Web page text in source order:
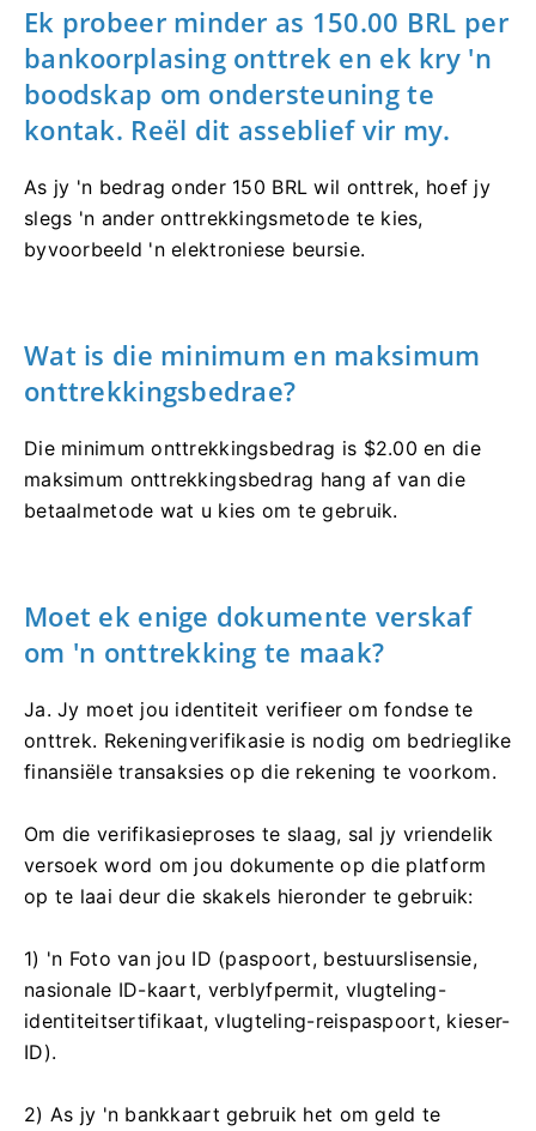
Ek probeer minder as 150.00 BRL per
bankoorplasing onttrek en ek kry 'n
boodskap om ondersteuning te
kontak. Reël dit asseblief vir my.
As jy 'n bedrag onder 150 BRL wil onttrek, hoef jy
slegs 'n ander onttrekkingsmetode te kies,
byvoorbeeld 'n elektroniese beursie.
Wat is die minimum en maksimum
onttrekkingsbedrae?
Die minimum onttrekkingsbedrag is $2.00 en die
maksimum onttrekkingsbedrag hang af van die
betaalmetode wat u kies om te gebruik.
Moet ek enige dokumente verskaf
om 'n onttrekking te maak?
Ja. Jy moet jou identiteit verifieer om fondse te
onttrek. Rekeningverifikasie is nodig om bedrieglike
finansiële transaksies op die rekening te voorkom.
Om die verifikasieproses te slaag, sal jy vriendelik
versoek word om jou dokumente op die platform
op te laai deur die skakels hieronder te gebruik:
1) 'n Foto van jou ID (paspoort, bestuurslisensie,
nasionale ID-kaart, verblyfpermit, vlugteling-
identiteitsertifikaat, vlugteling-reispaspoort, kieser-
ID).
2) As jy 'n bankkaart gebruik het om geld te